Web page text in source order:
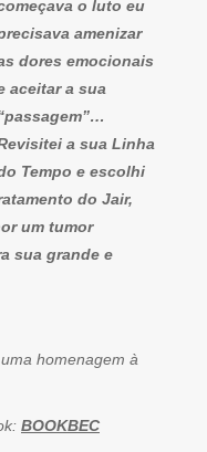
o luto eu
amenizar
dores emocionais
aceitar a sua
a sua Linha
Tempo e escolhi
do Jair,
um tumor
sua grande e
à
BOOKBEC